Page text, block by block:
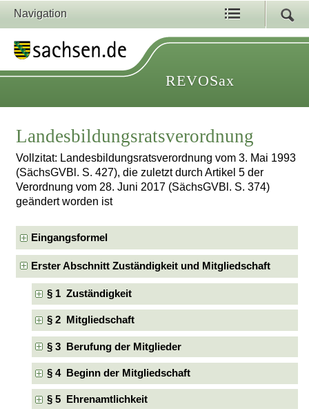
Navigation
REVOSax
Landesbildungsratsverordnung
Vollzitat: Landesbildungsratsverordnung vom 3. Mai 1993
(SächsGVBl. S. 427), die zuletzt durch Artikel 5 der
Verordnung vom 28. Juni 2017 (SächsGVBl. S. 374)
geändert worden ist
Eingangsformel
Erster Abschnitt Zuständigkeit und Mitgliedschaft
§ 1 Zuständigkeit
§ 2 Mitgliedschaft
§ 3 Berufung der Mitglieder
§ 4 Beginn der Mitgliedschaft
§ 5 Ehrenamtlichkeit